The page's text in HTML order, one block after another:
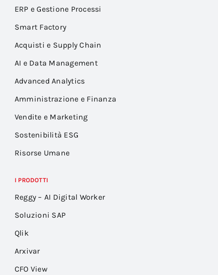
ERP e Gestione Processi
Smart Factory
Acquisti e Supply Chain
AI e Data Management
Advanced Analytics
Amministrazione e Finanza
Vendite e Marketing
Sostenibilità ESG
Risorse Umane
I PRODOTTI
Reggy – AI Digital Worker
Soluzioni SAP
Qlik
Arxivar
CFO View